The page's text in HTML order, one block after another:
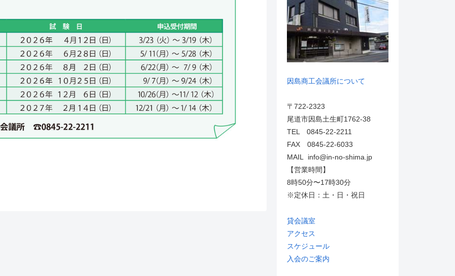
因島商工会議所について
〒722-2323
尾道市因島土生町1762-38
TEL 0845-22-2211
FAX 0845-22-6033
MAIL info@in-no-shima.jp
【営業時間】
8時50分〜17時30分
※定休日：土・日・祝日
貸会議室
アクセス
スケジュール
入会のご案内